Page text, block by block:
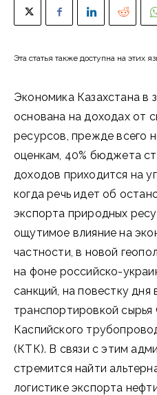
Эта статья также доступна на этих
Экономика Казахстана в
основана на доходах от
ресурсов, прежде всего
оценкам, 40% бюджета
доходов приходится на
когда речь идет об
экспорта природных
ощутимое влияние на
частности, в новой
на фоне российско-
санкций, на повестку
транспортировкой сырья
Каспийского
(КТК). В связи с этим
стремится найти
логистике экспорта